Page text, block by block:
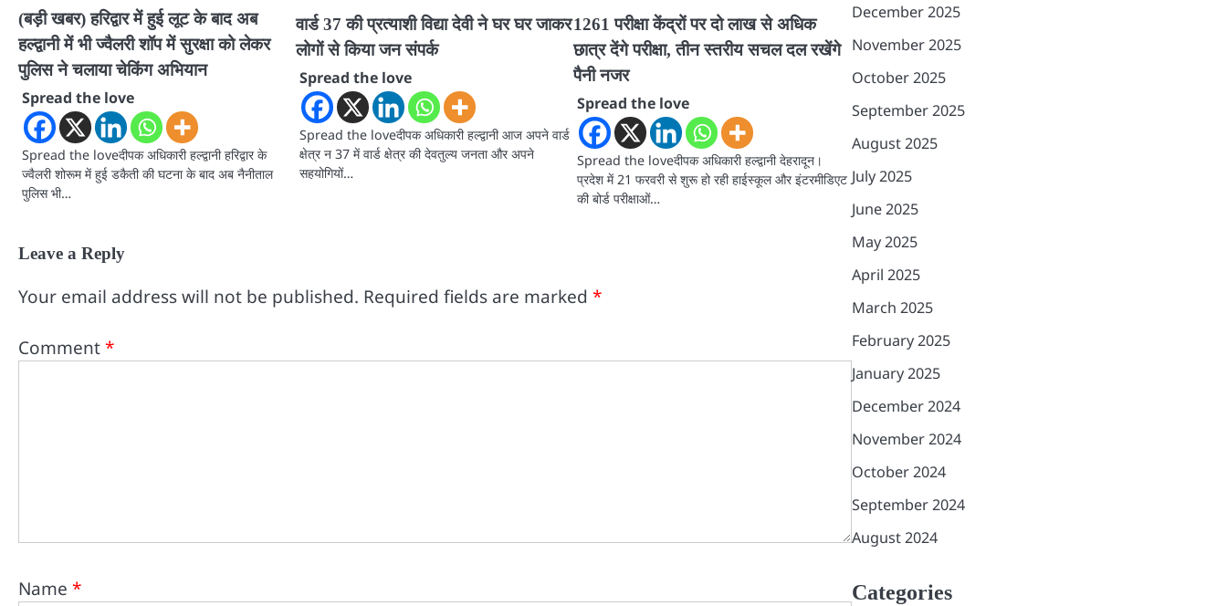
(बड़ी खबर) हरिद्वार में हुई लूट के बाद अब
हल्द्वानी में भी ज्वैलरी शॉप में सुरक्षा को लेकर
पुलिस ने चलाया चेकिंग अभियान
Spread the love
Spread the loveदीपक अधिकारी हल्द्वानी हरिद्वार के
ज्वैलरी शोरूम में हुई डकैती की घटना के बाद अब नैनीताल
पुलिस भी…
वार्ड 37 की प्रत्याशी विद्या देवी ने घर घर जाकर
लोगों से किया जन संपर्क
Spread the love
Spread the loveदीपक अधिकारी हल्द्वानी आज अपने वार्ड
क्षेत्र न 37 में वार्ड क्षेत्र की देवतुल्य जनता और अपने
सहयोगियों…
1261 परीक्षा केंद्रों पर दो लाख से अधिक
छात्र देंगे परीक्षा, तीन स्तरीय सचल दल रखेंगे
पैनी नजर
Spread the love
Spread the loveदीपक अधिकारी हल्द्वानी देहरादून।
प्रदेश में 21 फरवरी से शुरू हो रही हाईस्कूल और इंटरमीडिएट
की बोर्ड परीक्षाओं…
Leave a Reply
Your email address will not be published. Required fields are marked *
Comment*
Name *
December 2025
November 2025
October 2025
September 2025
August 2025
July 2025
June 2025
May 2025
April 2025
March 2025
February 2025
January 2025
December 2024
November 2024
October 2024
September 2024
August 2024
Categories
2